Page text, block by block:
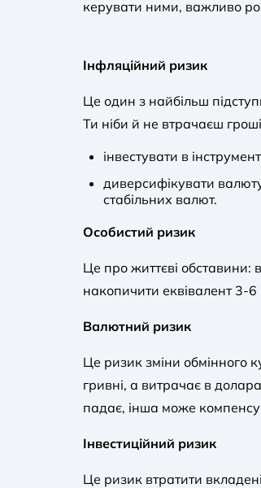
керувати ними, важливо
Інфляційний ризик
Це один з найбільш
Ти ніби й не втрачаєш
інвестувати в
диверсифікувати
стабільних валют.
Особистий ризик
Це про життєві обставини:
накопичити еквівалент 3-
Валютний ризик
Це ризик зміни обмінного
гривні, а витрачає в
падає, інша може
Інвестиційний ризик
Це ризик втратити